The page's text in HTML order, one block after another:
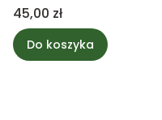
Cena
45,00 zł
Do koszyka